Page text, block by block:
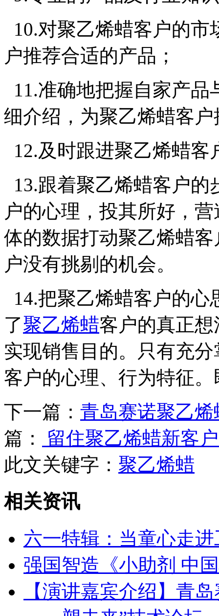
10.对聚乙烯蜡客户的
户推荐合适的产品；
11.准确地把握自家产
细介绍，为聚乙烯蜡客
12.及时跟进聚乙烯蜡
13.跟着聚乙烯蜡客户
户的心理，投其所好，
体的数据打动聚乙烯蜡
户没有挑剔的机会。
14.把聚乙烯蜡客户的
了聚乙烯蜡客户的真正
实现销售目的。只有充
客户的心理、行为特征
下一篇： 青岛赛诺聚乙烯
篇：
留住聚乙烯蜡新客
此文关键字： 聚乙烯蜡
相关资讯
六一特辑：当童心走
强国智造《小助剂 中
【演讲嘉宾介绍】青